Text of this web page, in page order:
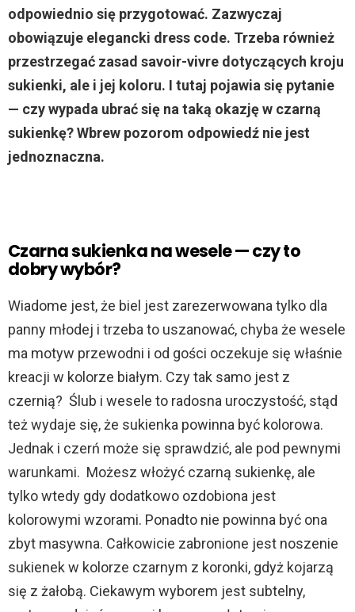
odpowiednio się przygotować. Zazwyczaj
obowiązuje elegancki dress code. Trzeba również
przestrzegać zasad savoir-vivre dotyczących kroju
sukienki, ale i jej koloru. I tutaj pojawia się pytanie
— czy wypada ubrać się na taką okazję w czarną
sukienkę? Wbrew pozorom odpowiedź nie jest
jednoznaczna.
Czarna sukienka na wesele — czy to
dobry wybór?
Wiadome jest, że biel jest zarezerwowana tylko dla
panny młodej i trzeba to uszanować, chyba że wesele
ma motyw przewodni i od gości oczekuje się właśnie
kreacji w kolorze białym. Czy tak samo jest z
czernią? Ślub i wesele to radosna uroczystość, stąd
też wydaje się, że sukienka powinna być kolorowa.
Jednak i czerń może się sprawdzić, ale pod pewnymi
warunkami. Możesz włożyć czarną sukienkę, ale
tylko wtedy gdy dodatkowo ozdobiona jest
kolorowymi wzorami. Ponadto nie powinna być ona
zbyt masywna. Całkowicie zabronione jest noszenie
sukienek w kolorze czarnym z koronki, gdyż kojarzą
się z żałobą. Ciekawym wyborem jest subtelny,